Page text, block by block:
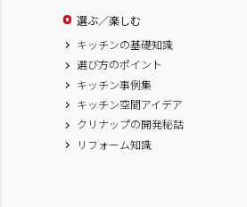
選ぶ／楽しむ
キッチンの基礎知識
選び方のポイント
キッチン事例集
キッチン空間アイデア
クリナップの開発秘話
リフォーム知識